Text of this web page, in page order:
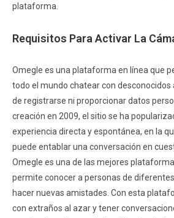
plataforma.
Requisitos Para Activar La
Omegle es una plataforma en línea que
todo el mundo chatear con desconocidos
de registrarse ni proporcionar datos
creación en 2009, el sitio se ha
experiencia directa y espontánea, en la
puede entablar una conversación en
Omegle es una de las mejores
permite conocer a personas de
hacer nuevas amistades. Con esta
con extraños al azar y tener